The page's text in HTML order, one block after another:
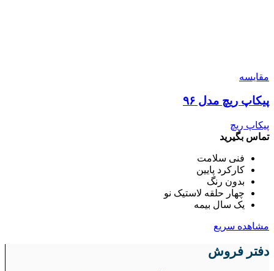
مقایسه
پیکاپ ریچ مدل ۹۶
پیکاپ ریچ
تماس بگیرید
فنی سلامت
کارکرد پایین
بدون رنگ
چهار حلقه لاستیک نو
یک سال بیمه
مشاهده سریع
دفتر فروش